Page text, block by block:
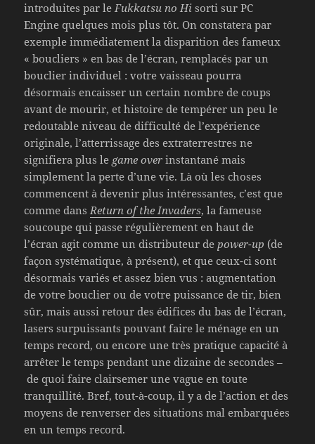
introduites par leFukkatsu no Hi sorti sur PC
Engine quelques mois plus tôt. On constatera par
exemple immédiatement la disparition des fameux
« boucliers » en bas de l’écran, remplacés par un
bouclier individuel : votre vaisseau pourra
désormais encaisser un certain nombre de coups
avant de mourir, et histoire de tempérer un peu le
redoutable niveau de difficulté de l’expérience
originale, l’atterrissage des extraterrestres ne
signifiera plus le game over instantané mais
simplement la perte d’une vie. Là où les choses
commencent à devenir plus intéressantes, c’est que
comme dansReturn of the Invaders, la fameuse
soucoupe qui passe régulièrement en haut de
l’écran agit comme un distributeur depower-up (de
façon systématique, à présent), et que ceux-ci sont
désormais variés et assez bien vus : augmentation
de votre bouclier ou de votre puissance de tir, bien
sûr, mais aussi retour des édifices du bas de l’écran,
lasers surpuissants pouvant faire le ménage en un
temps record, ou encore une très pratique capacité à
arrêter le temps pendant une dizaine de secondes –
de quoi faire clairsemer une vague en toute
tranquillité. Bref, tout-à-coup, il y a de l’action et des
moyens de renverser des situations mal embarquées
en un temps record.